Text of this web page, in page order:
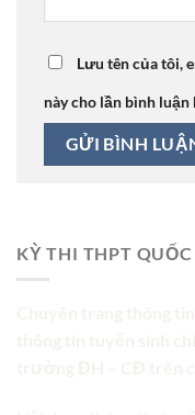
Lưu tên của tôi,
này cho lần bình
KỲ THI THPT